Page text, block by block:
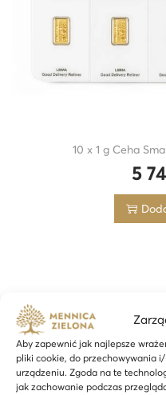
Aby zapewnić jak najlepsze
pliki cookie, do przechowywania
urządzeniu. Zgoda na te
jak zachowanie podczas
10 x 1 g Ceha
5